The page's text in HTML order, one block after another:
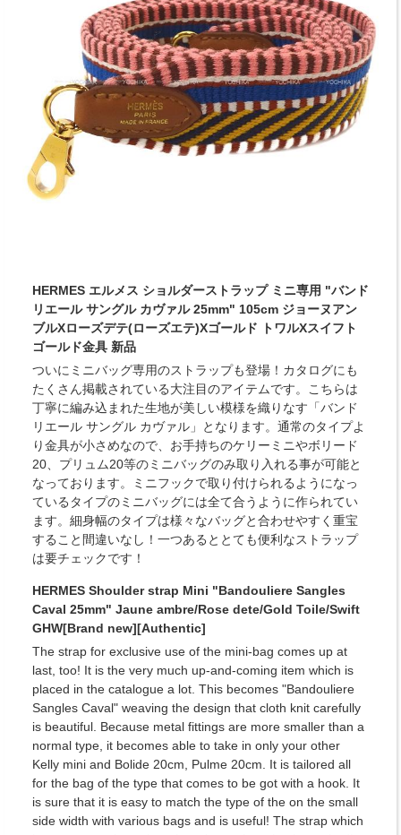
HERMES エルメス ショルダーストラップ ミニ専用 "バンド
リエール サングル カヴァル 25mm" 105cm ジョーヌアン
ブルXローズデテ(ローズエテ)Xゴールド トワルXスイフト
ゴールド金具 新品
ついにミニバッグ専用のストラップも登場！カタログにも
たくさん掲載されている大注目のアイテムです。こちらは
丁寧に編み込まれた生地が美しい模様を織りなす「バンド
リエール サングル カヴァル」となります。通常のタイプよ
り金具が小さめなので、お手持ちのケリーミニやボリード
20、プリュム20等のミニバッグのみ取り入れる事が可能と
なっております。ミニフックで取り付けられるようになっ
ているタイプのミニバッグには全て合うように作られてい
ます。細身幅のタイプは様々なバッグと合わせやすく重宝
すること間違いなし！一つあるととても便利なストラップ
は要チェックです！
HERMES Shoulder strap Mini "Bandouliere Sangles
Caval 25mm" Jaune ambre/Rose dete/Gold Toile/Swift
GHW[Brand new][Authentic]
The strap for exclusive use of the mini-bag comes up at
last, too! It is the very much up-and-coming item which is
placed in the catalogue a lot. This becomes "Bandouliere
Sangles Caval" weaving the design that cloth knit carefully
is beautiful. Because metal fittings are more smaller than a
normal type, it becomes able to take in only your other
Kelly mini and Bolide 20cm, Pulme 20cm. It is tailored all
for the bag of the type that comes to be got with a hook. It
is sure that it is easy to match the type of the on the small
side width with various bags and is useful! The strap which